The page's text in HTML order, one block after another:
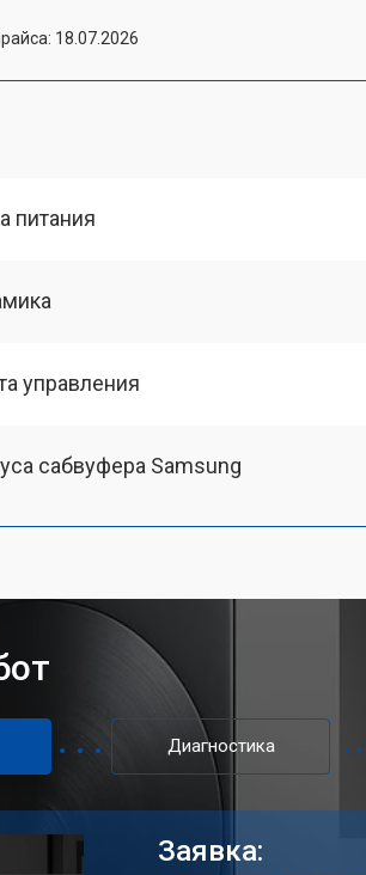
18.07.2026
питания
управления
сабвуфера Samsung
Диагностика
Заявка: